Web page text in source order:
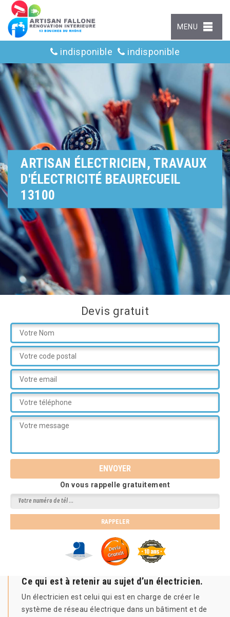
MENU
indisponible indisponible
ARTISAN ÉLECTRICIEN, TRAVAUX
D'ÉLECTRICITÉ BEAURECUEIL
13100
Devis gratuit
On vous rappelle gratuitement
Ce qui est à retenir au sujet d’un électricien.
Un électricien est celui qui est en charge de créer le
système de réseau électrique dans un bâtiment et de